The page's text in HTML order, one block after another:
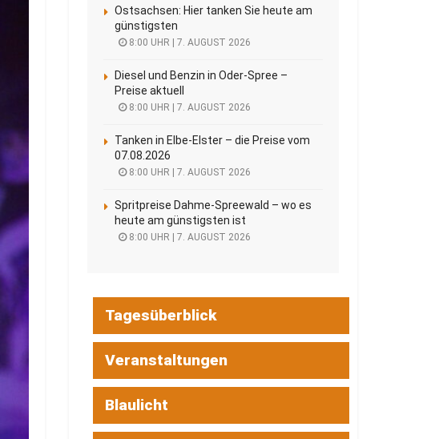
Ostsachsen: Hier tanken Sie heute am
günstigsten
8:00 UHR | 7. AUGUST 2026
Diesel und Benzin in Oder-Spree –
Preise aktuell
8:00 UHR | 7. AUGUST 2026
Tanken in Elbe-Elster – die Preise vom
07.08.2026
8:00 UHR | 7. AUGUST 2026
Spritpreise Dahme-Spreewald – wo es
heute am günstigsten ist
8:00 UHR | 7. AUGUST 2026
Tagesüberblick
Veranstaltungen
Blaulicht